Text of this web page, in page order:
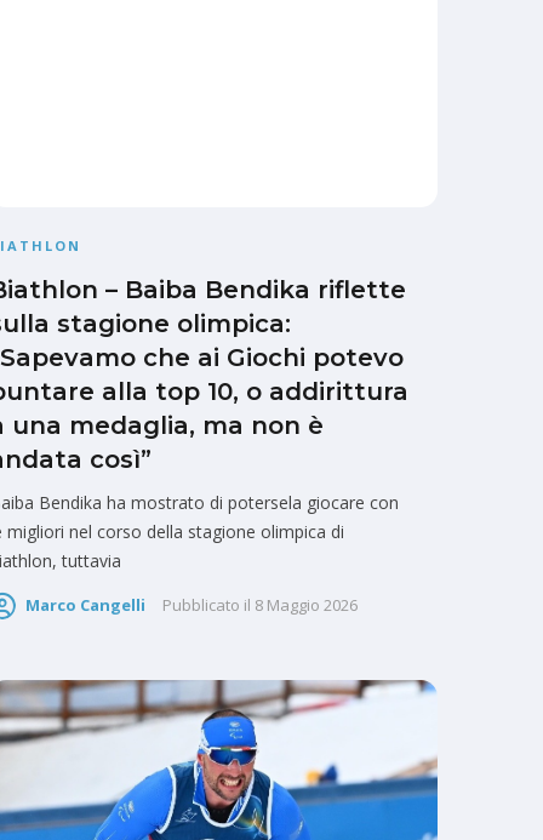
– Baiba Bendika riflette
stagione olimpica:
che ai Giochi potevo
alla top 10, o addirittura
una medaglia, ma non è
così”
Bendika ha mostrato di potersela giocare con
migliori nel corso della stagione olimpica di
tuttavia
Marco Cangelli Pubblicato il 8 Maggio 2026